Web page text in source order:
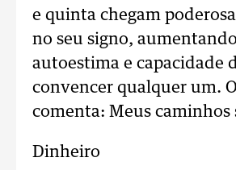
e quinta chegam
no seu signo,
autoestima e capacidade
convencer qualquer um.
comenta: Meus caminhos
Dinheiro